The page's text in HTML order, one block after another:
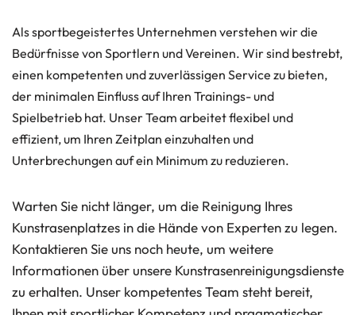
Als sportbegeistertes Unternehmen verstehen wir die
Bedürfnisse von Sportlern und Vereinen. Wir sind bestrebt,
einen kompetenten und zuverlässigen Service zu bieten,
der minimalen Einfluss auf Ihren Trainings- und
Spielbetrieb hat. Unser Team arbeitet flexibel und
effizient, um Ihren Zeitplan einzuhalten und
Unterbrechungen auf ein Minimum zu reduzieren.
Warten Sie nicht länger, um die Reinigung Ihres
Kunstrasenplatzes in die Hände von Experten zu legen.
Kontaktieren Sie uns noch heute, um weitere
Informationen über unsere Kunstrasenreinigungsdienste
zu erhalten. Unser kompetentes Team steht bereit,